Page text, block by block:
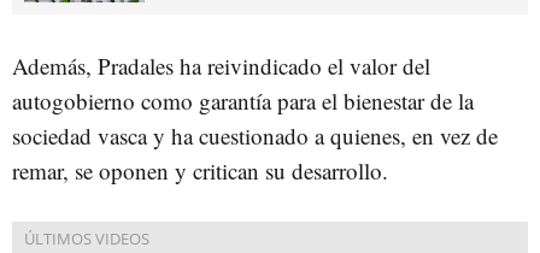
Además, Pradales ha reivindicado el valor del
autogobierno como garantía para el bienestar de la
sociedad vasca y ha cuestionado a quienes, en vez de
remar, se oponen y critican su desarrollo.